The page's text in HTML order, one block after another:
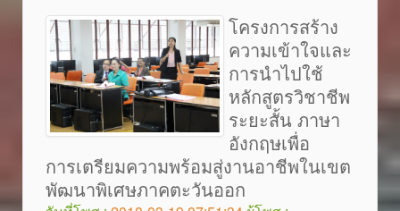
โครงการสร้าง
ความเข้าใจและ
การนำไปใช้
หลักสูตรวิชาชีพ
ระยะสั้น ภาษา
อังกฤษเพื่อ
การเตรียมความพร้อมสู่งานอาชีพในเขต
พัฒนาพิเศษภาคตะวันออก